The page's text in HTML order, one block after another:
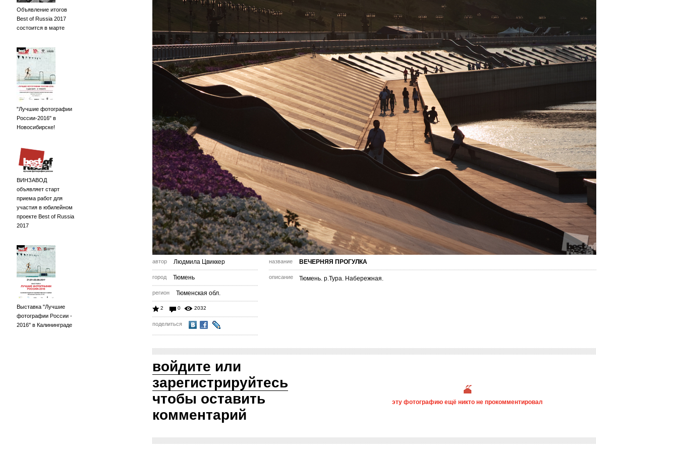
Объявление итогов
Best of Russia 2017
состоится в марте
"Лучшие фотографии
России-2016" в
Новосибирске!
ВИНЗАВОД
объявляет старт
приема работ для
участия в юбилейном
проекте Best of Russia
2017
Выставка "Лучшие
фотографии России -
2016" в Калининграде
автор Людмила Цвиккер
город Тюмень
регион Тюменская обл.
2 0 2032
поделиться
название ВЕЧЕРНЯЯ ПРОГУЛКА
описание Тюмень. р.Тура. Набережная.
войдите или
зарегистрируйтесь
чтобы оставить
комментарий
эту фотографию ещё никто не прокомментировал